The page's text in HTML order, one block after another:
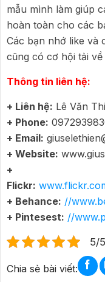
mẫu mình làm giúp
hoàn toàn cho các
Các bạn nhớ like và
cũng có cơ hội tải về
Thông tin liên hệ:
+ Liên hệ: Lê Văn
+ Phone:
+ Email:
+ Website:
+
Flickr:
+ Behance: //
+ Pintesest: //
5/
Chia sẻ bài viết: